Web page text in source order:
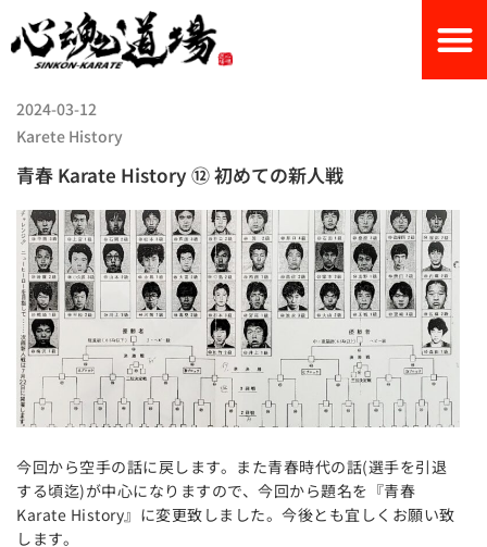
2024-03-12
Karete History
青春 Karate History ⑫ 初めての新人戦
今回から空手の話に戻します。また青春時代の話(選手を引退
する頃迄)が中心になりますので、今回から題名を『青春
Karate History』に変更致しました。今後とも宜しくお願い致
します。